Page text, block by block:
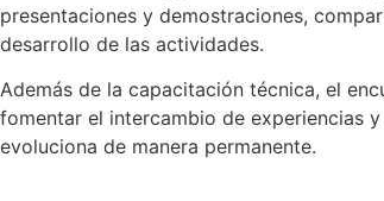
presentaciones y demostraciones,
desarrollo de las actividades.
Además de la capacitación técnica, el
fomentar el intercambio de experiencias
evoluciona de manera permanente.